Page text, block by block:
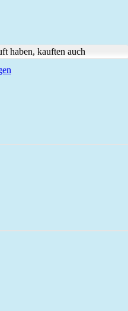
haben, kauften auch